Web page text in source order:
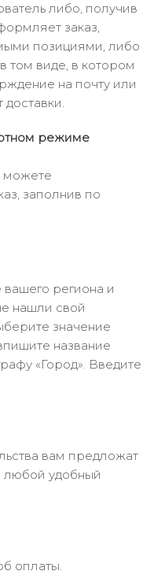
либо, получив
заказ,
позициями, либо
том виде, в котором
на почту или
режиме
можете
заполнив по
региона и
нашли свой
значение
название
«Город». Введите
вам предложат
любой удобный
оплаты.